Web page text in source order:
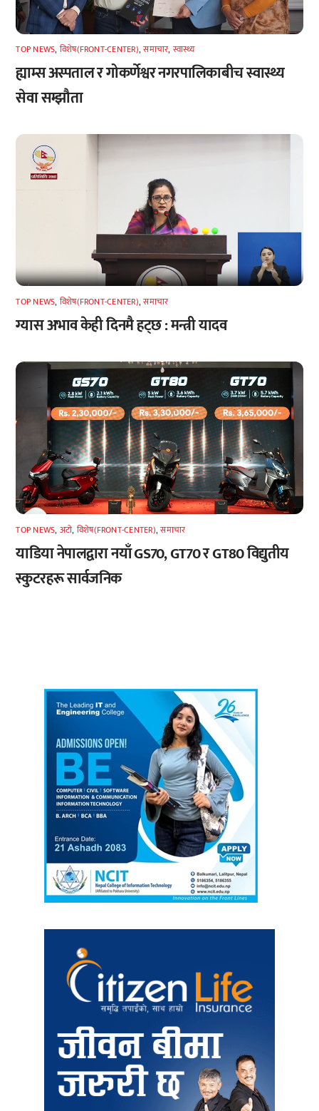
TOP NEWS, विशेष(FRONT-CENTER),समाचार, स्वास्थ्य
ह्याम्स अस्पताल र गोकर्णेश्वर नगरपालिकाबीच स्वास्थ्य
सेवा सम्झौता
TOP NEWS, विशेष(FRONT-CENTER),समाचार
ग्यास अभाव केही दिनमै हट्छ : मन्त्री यादव
TOP NEWS, अटाे, विशेष(FRONT-CENTER),समाचार
याडिया नेपालद्वारा नयाँ GS70, GT70 र GT80 विद्युतीय
स्कुटरहरू सार्वजनिक